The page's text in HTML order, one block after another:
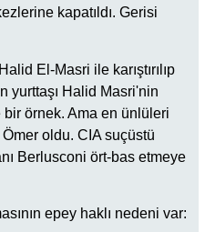
kapatıldı. Gerisi
El-Masri ile karıştırılıp
yurttaşı Halid Masri'nin
örnek. Ama en ünlüleri
oldu. CIA suçüstü
Berlusconi ört-bas etmeye
epey haklı nedeni var: